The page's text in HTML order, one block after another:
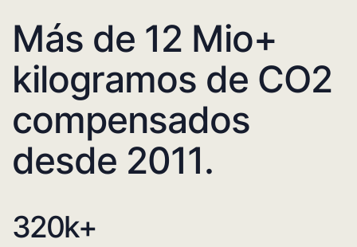
Más de 12 Mio+
kilogramos de CO2
compensados
desde 2011.
320k+